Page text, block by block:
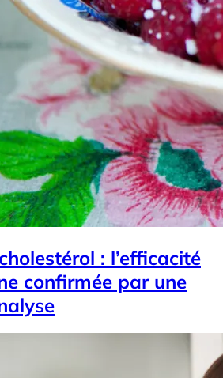
: l’efficacité
confirmée par une